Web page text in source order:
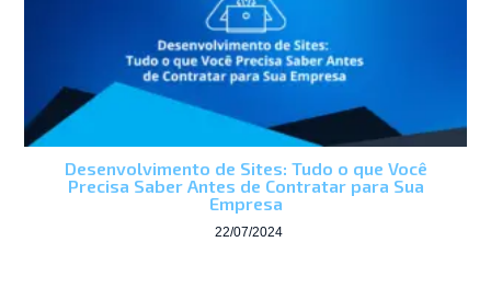
Desenvolvimento de Sites: Tudo o que Você
Precisa Saber Antes de Contratar para Sua
Empresa
22/07/2024